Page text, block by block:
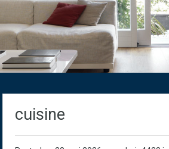
cuisine